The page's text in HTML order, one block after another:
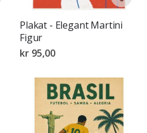
Plakat - Elegant Martini
Figur
kr 95,00